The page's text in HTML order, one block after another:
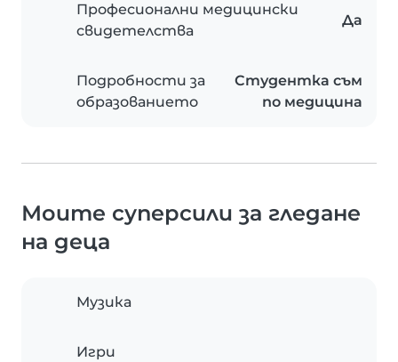
Професионални медицински
свидетелства
Да
Подробности за
образованието
Студентка съм
по медицина
Моите суперсили за гледане
на деца
Музика
Игри